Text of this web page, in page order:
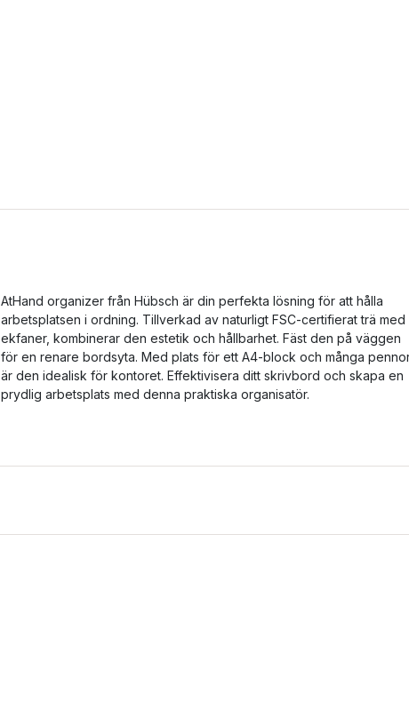
AtHand organizer från Hübsch är din perfekta lösning för att hålla
arbetsplatsen i ordning. Tillverkad av naturligt FSC-certifierat trä med
ekfaner, kombinerar den estetik och hållbarhet. Fäst den på väggen
för en renare bordsyta. Med plats för ett A4-block och många
är den idealisk för kontoret. Effektivisera ditt skrivbord och skapa en
prydlig arbetsplats med denna praktiska organisatör.